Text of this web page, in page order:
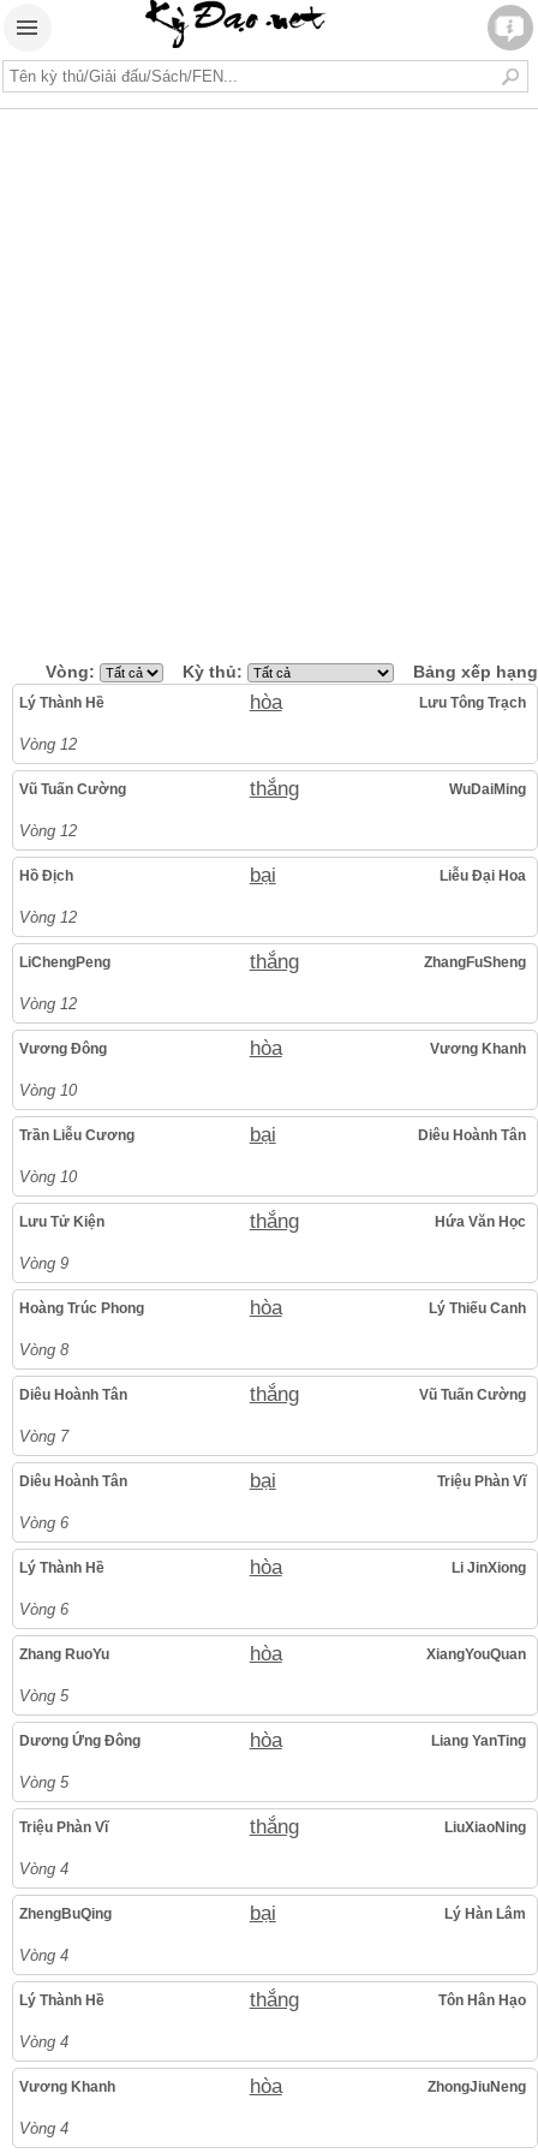
Vòng: Kỳ thủ: Bảng xếp hạng
Lý Thành Hề hòa Lưu Tông Trạch
Vòng 12
Vũ Tuấn Cường thắng WuDaiMing
Vòng 12
Hồ Địch bại Liễu Đại Hoa
Vòng 12
LiChengPeng thắng ZhangFuSheng
Vòng 12
Vương Đông hòa Vương Khanh
Vòng 10
Trần Liễu Cương bại Diêu Hoành Tân
Vòng 10
Lưu Tử Kiện thắng Hứa Văn Học
Vòng 9
Hoàng Trúc Phong hòa Lý Thiếu Canh
Vòng 8
Diêu Hoành Tân thắng Vũ Tuấn Cường
Vòng 7
Diêu Hoành Tân bại Triệu Phàn Vĩ
Vòng 6
Lý Thành Hề hòa Li JinXiong
Vòng 6
Zhang RuoYu hòa XiangYouQuan
Vòng 5
Dương Ứng Đông hòa Liang YanTing
Vòng 5
Triệu Phàn Vĩ thắng LiuXiaoNing
Vòng 4
ZhengBuQing bại Lý Hàn Lâm
Vòng 4
Lý Thành Hề thắng Tôn Hân Hạo
Vòng 4
Vương Khanh hòa ZhongJiuNeng
Vòng 4